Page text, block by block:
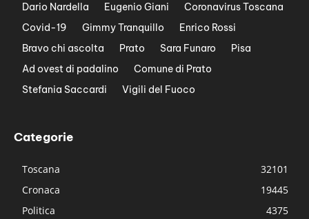
Dario Nardella
Eugenio Giani
Coronavirus Toscana
Covid-19
Gimmy Tranquillo
Enrico Rossi
Bravo chi ascolta
Prato Sara Funaro
Pisa
Ad ovest di padalino
Comune di Prato
Stefania Saccardi
Vigili del Fuoco
Categorie
Toscana
32101
Cronaca
19445
Politica
4375